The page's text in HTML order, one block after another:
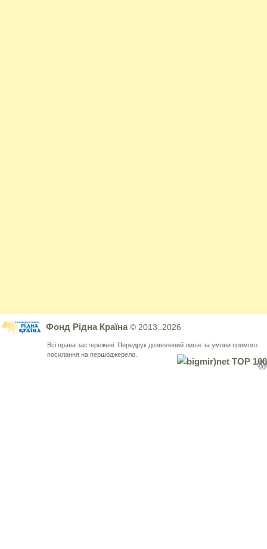
Фонд Рідна Країна© 2013..2026
Всі права застережені. Передрук дозволений лише за умови прямого
посилання на першоджерело.